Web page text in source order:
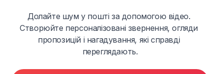
Долайте шум у пошті за допомогою відео.
Створюйте персоналізовані звернення, огляди
пропозицій і нагадування, які справді
переглядають.